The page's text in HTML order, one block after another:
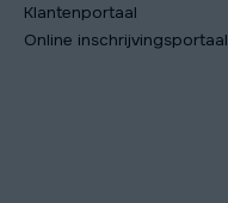
Klantenportaal
Online inschrijvingsportaal